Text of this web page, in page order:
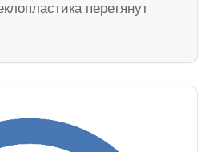
перетянут